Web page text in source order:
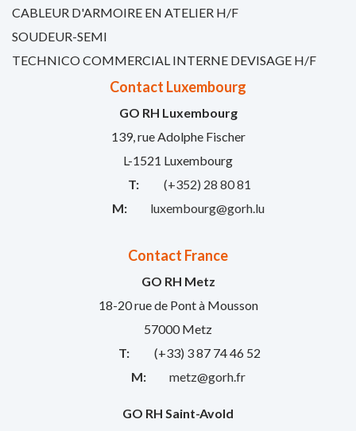
CABLEUR D'ARMOIRE EN ATELIER H/F
SOUDEUR-SEMI
TECHNICO COMMERCIAL INTERNE DEVISAGE H/F
Contact Luxembourg
GO RH Luxembourg
139, rue Adolphe Fischer
L-1521 Luxembourg
T:
(+352) 28 80 81
M:
luxembourg@gorh.lu
Contact France
GO RH Metz
18-20 rue de Pont à Mousson
57000 Metz
T:
(+33) 3 87 74 46 52
M:
metz@gorh.fr
GO RH Saint-Avold